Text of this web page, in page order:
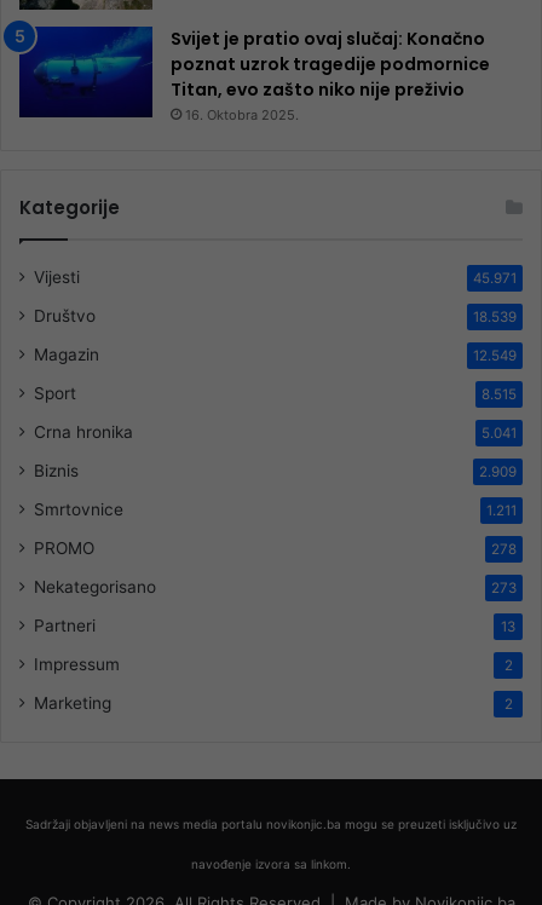
Svijet je pratio ovaj slučaj: Konačno
poznat uzrok tragedije podmornice
Titan, evo zašto niko nije preživio
16. Oktobra 2025.
Kategorije
Vijesti 45.971
Društvo 18.539
Magazin 12.549
Sport 8.515
Crna hronika 5.041
Biznis 2.909
Smrtovnice 1.211
PROMO 278
Nekategorisano 273
Partneri 13
Impressum 2
Marketing 2
Sadržaji objavljeni na news media portalu novikonjic.ba mogu se preuzeti isključivo uz
navođenje izvora sa linkom.